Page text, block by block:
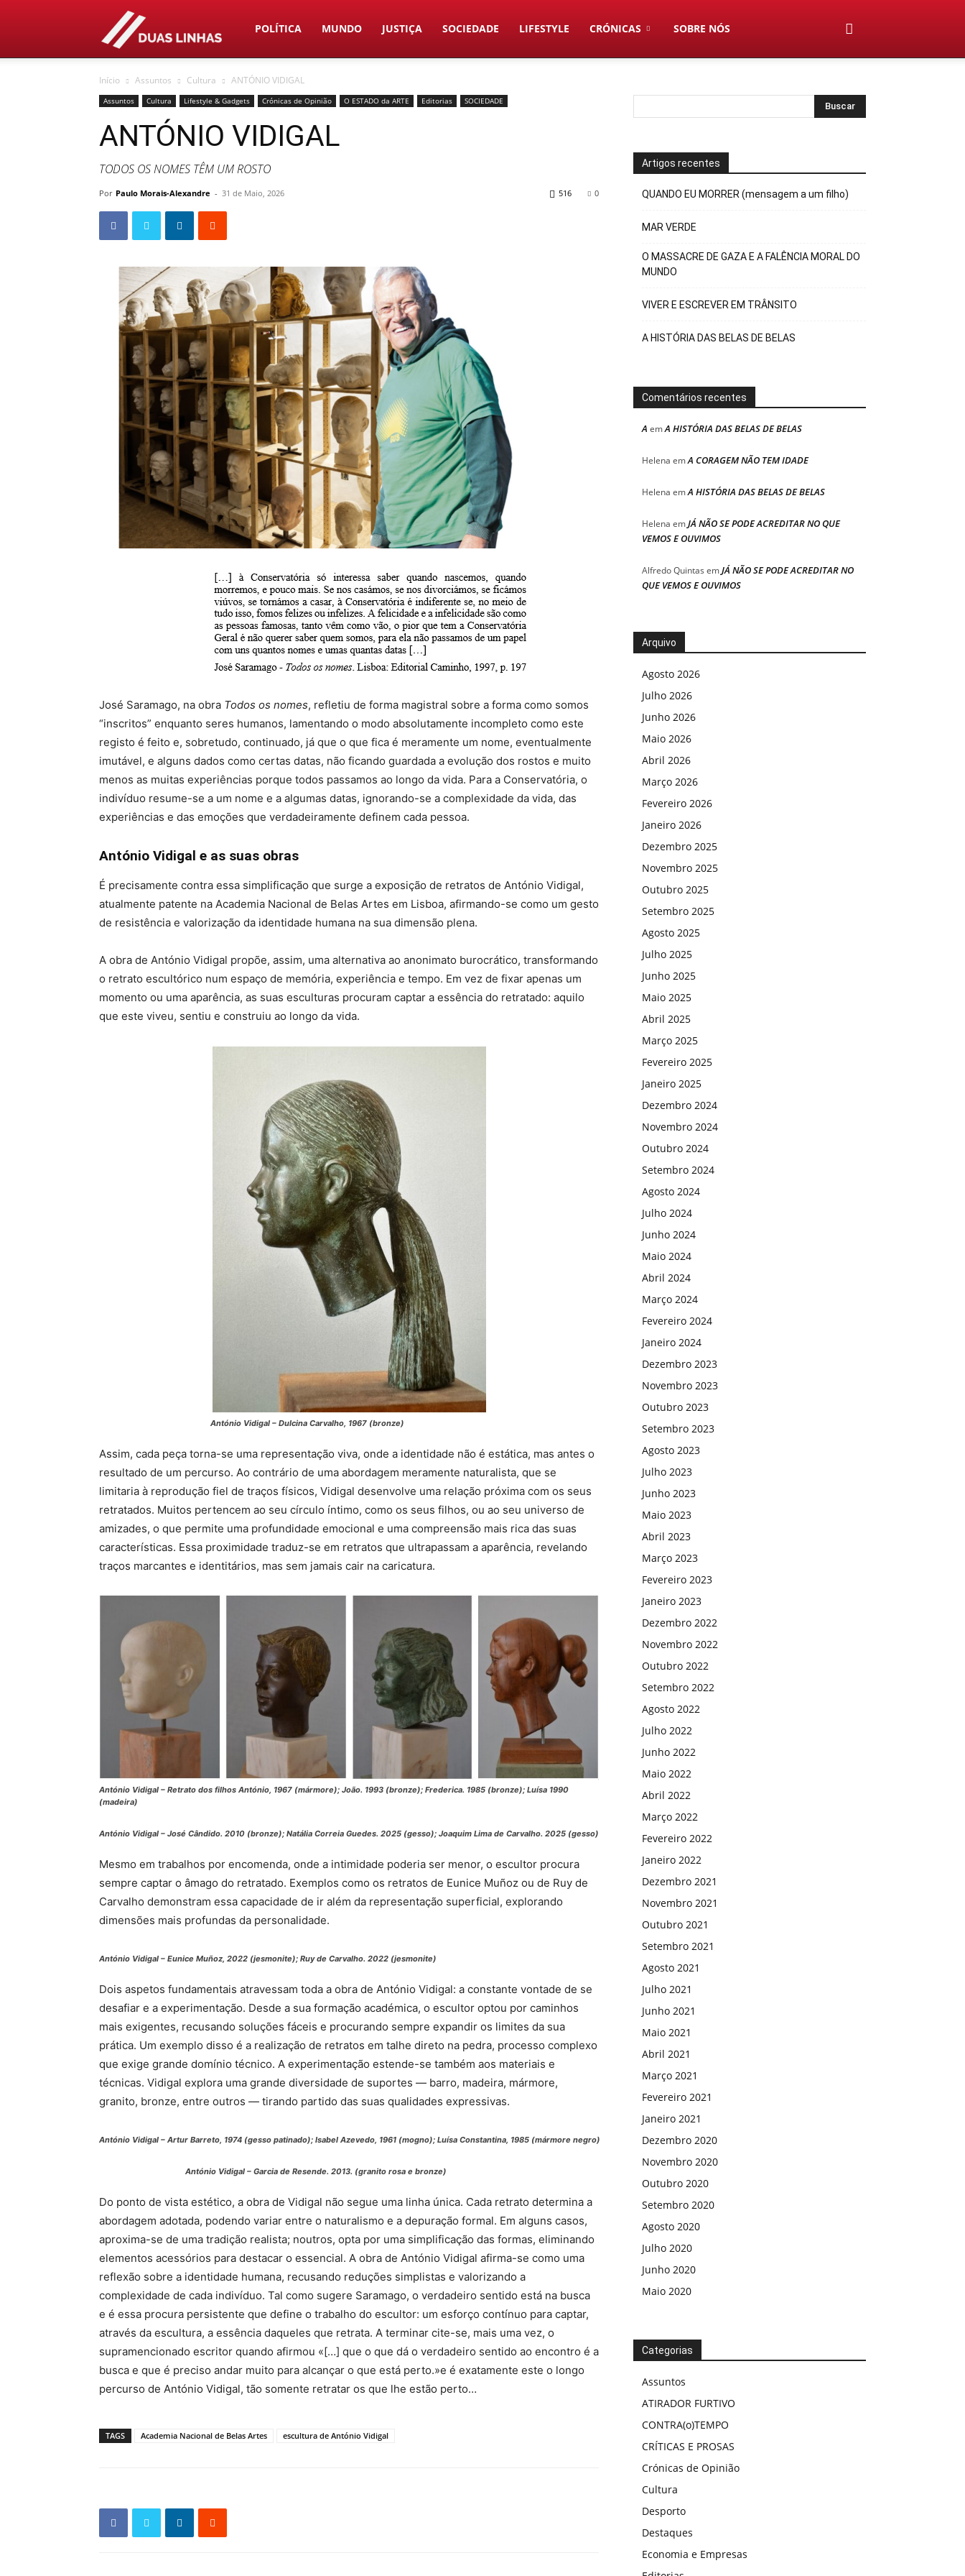
Duas
Linhas
POLÍTICA MUNDO JUSTIÇA SOCIEDADE LIFESTYLE CRÓNICAS SOBRE NÓS
Início Assuntos Cultura ANTÓNIO VIDIGAL
Assuntos Cultura Lifestyle & Gadgets Crónicas de Opinião O ESTADO da ARTE Editorias SOCIEDADE
ANTÓNIO VIDIGAL
TODOS OS NOMES TÊM UM ROSTO
Por Paulo Morais-Alexandre - 31 de Maio, 2026 0
516
José Saramago, na obra Todos os nomes, refletiu de forma magistral sobre a forma como somos
“inscritos” enquanto seres humanos, lamentando o modo absolutamente incompleto como este
registo é feito e, sobretudo, continuado, já que o que fica é meramente um nome, eventualmente
imutável, e alguns dados como certas datas, não ficando guardada a evolução dos rostos e muito
menos as muitas experiências porque todos passamos ao longo da vida. Para a Conservatória, o
indivíduo resume-se a um nome e a algumas datas, ignorando-se a complexidade da vida, das
experiências e das emoções que verdadeiramente definem cada pessoa.
António Vidigal e as suas obras
É precisamente contra essa simplificação que surge a exposição de retratos de António Vidigal,
atualmente patente na Academia Nacional de Belas Artes em Lisboa, afirmando-se como um gesto
de resistência e valorização da identidade humana na sua dimensão plena.
A obra de António Vidigal propõe, assim, uma alternativa ao anonimato burocrático, transformando
o retrato escultórico num espaço de memória, experiência e tempo. Em vez de fixar apenas um
momento ou uma aparência, as suas esculturas procuram captar a essência do retratado: aquilo
que este viveu, sentiu e construiu ao longo da vida.
António Vidigal – Dulcina Carvalho, 1967 (bronze)
Assim, cada peça torna-se uma representação viva, onde a identidade não é estática, mas antes o
resultado de um percurso. Ao contrário de uma abordagem meramente naturalista, que se
limitaria à reprodução fiel de traços físicos, Vidigal desenvolve uma relação próxima com os seus
retratados. Muitos pertencem ao seu círculo íntimo, como os seus filhos, ou ao seu universo de
amizades, o que permite uma profundidade emocional e uma compreensão mais rica das suas
características. Essa proximidade traduz-se em retratos que ultrapassam a aparência, revelando
traços marcantes e identitários, mas sem jamais cair na caricatura.
António Vidigal – Retrato dos filhos António, 1967 (mármore); João. 1993 (bronze); Frederica. 1985 (bronze); Luísa 1990
(madeira)
António Vidigal – José Cândido. 2010 (bronze); Natália Correia Guedes. 2025 (gesso); Joaquim Lima de Carvalho. 2025 (gesso)
Mesmo em trabalhos por encomenda, onde a intimidade poderia ser menor, o escultor procura
sempre captar o âmago do retratado. Exemplos como os retratos de Eunice Muñoz ou de Ruy de
Carvalho demonstram essa capacidade de ir além da representação superficial, explorando
dimensões mais profundas da personalidade.
António Vidigal – Eunice Muñoz, 2022 (jesmonite); Ruy de Carvalho. 2022 (jesmonite)
Dois aspetos fundamentais atravessam toda a obra de António Vidigal: a constante vontade de se
desafiar e a experimentação. Desde a sua formação académica, o escultor optou por caminhos
mais exigentes, recusando soluções fáceis e procurando sempre expandir os limites da sua
prática. Um exemplo disso é a realização de retratos em talhe direto na pedra, processo complexo
que exige grande domínio técnico. A experimentação estende-se também aos materiais e
técnicas. Vidigal explora uma grande diversidade de suportes — barro, madeira, mármore,
granito, bronze, entre outros — tirando partido das suas qualidades expressivas.
António Vidigal – Artur Barreto, 1974 (gesso patinado); Isabel Azevedo, 1961 (mogno); Luísa Constantina, 1985 (mármore negro)
António Vidigal –Garcia de Resende. 2013. (granito rosa e bronze)
Do ponto de vista estético, a obra de Vidigal não segue uma linha única. Cada retrato determina a
abordagem adotada, podendo variar entre o naturalismo e a depuração formal. Em alguns casos,
aproxima-se de uma tradição realista; noutros, opta por uma simplificação das formas, eliminando
elementos acessórios para destacar o essencial. A obra de António Vidigal afirma-se como uma
reflexão sobre a identidade humana, recusando reduções simplistas e valorizando a
complexidade de cada indivíduo. Tal como sugere Saramago, o verdadeiro sentido está na busca
e é essa procura persistente que define o trabalho do escultor: um esforço contínuo para captar,
através da escultura, a essência daqueles que retrata. A terminar cite-se, mais uma vez, o
supramencionado escritor quando afirmou «[…] que o que dá o verdadeiro sentido ao encontro é a
busca e que é preciso andar muito para alcançar o que está perto.»e é exatamente este o longo
percurso de António Vidigal, tão somente retratar os que lhe estão perto…
TAGS Academia Nacional de Belas Artes escultura de António Vidigal
Artigos recentes
QUANDO EU MORRER (mensagem a um filho)
MAR VERDE
O MASSACRE DE GAZA E A FALÊNCIA MORAL DO
MUNDO
VIVER E ESCREVER EM TRÂNSITO
A HISTÓRIA DAS BELAS DE BELAS
Comentários recentes
A emA HISTÓRIA DAS BELAS DE BELAS
Helena emA CORAGEM NÃO TEM IDADE
Helena emA HISTÓRIA DAS BELAS DE BELAS
Helena emJÁ NÃO SE PODE ACREDITAR NO QUE
VEMOS E OUVIMOS
Alfredo Quintas emJÁ NÃO SE PODE ACREDITAR NO
QUE VEMOS E OUVIMOS
Arquivo
Agosto 2026
Julho 2026
Junho 2026
Maio 2026
Abril 2026
Março 2026
Fevereiro 2026
Janeiro 2026
Dezembro 2025
Novembro 2025
Outubro 2025
Setembro 2025
Agosto 2025
Julho 2025
Junho 2025
Maio 2025
Abril 2025
Março 2025
Fevereiro 2025
Janeiro 2025
Dezembro 2024
Novembro 2024
Outubro 2024
Setembro 2024
Agosto 2024
Julho 2024
Junho 2024
Maio 2024
Abril 2024
Março 2024
Fevereiro 2024
Janeiro 2024
Dezembro 2023
Novembro 2023
Outubro 2023
Setembro 2023
Agosto 2023
Julho 2023
Junho 2023
Maio 2023
Abril 2023
Março 2023
Fevereiro 2023
Janeiro 2023
Dezembro 2022
Novembro 2022
Outubro 2022
Setembro 2022
Agosto 2022
Julho 2022
Junho 2022
Maio 2022
Abril 2022
Março 2022
Fevereiro 2022
Janeiro 2022
Dezembro 2021
Novembro 2021
Outubro 2021
Setembro 2021
Agosto 2021
Julho 2021
Junho 2021
Maio 2021
Abril 2021
Março 2021
Fevereiro 2021
Janeiro 2021
Dezembro 2020
Novembro 2020
Outubro 2020
Setembro 2020
Agosto 2020
Julho 2020
Junho 2020
Maio 2020
Categorias
Assuntos
ATIRADOR FURTIVO
CONTRA(o)TEMPO
CRÍTICAS E PROSAS
Crónicas de Opinião
Cultura
Desporto
Destaques
Economia e Empresas